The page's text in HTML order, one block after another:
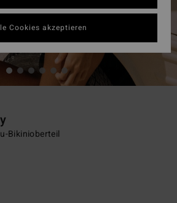
Bikinioberteil
Cookies akzeptieren